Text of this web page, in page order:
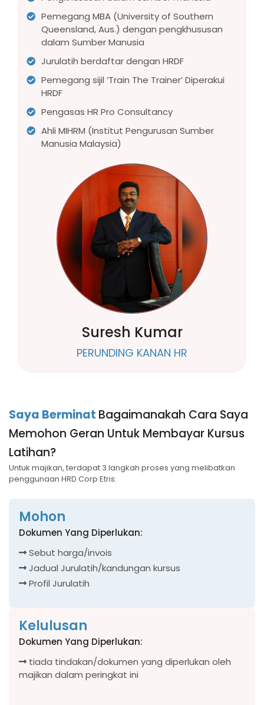
Suresh Kumar
PERUNDING KANAN HR
Pemegang MBA (University of Southern
Queensland, Aus.) dengan pengkhususan
dalam Sumber Manusia
Jurulatih berdaftar dengan HRDF
Pemegang sijil ‘Train The Trainer’ Diperakui
HRDF
Pengasas HR Pro Consultancy
Ahli MIHRM (Institut Pengurusan Sumber
Manusia Malaysia)
Saya Berminat Bagaimanakah Cara Saya
Memohon Geran Untuk Membayar Kursus
Latihan?
Untuk majikan, terdapat 3 langkah proses yang melibatkan
penggunaan HRD Corp Etris:
Mohon
Dokumen Yang Diperlukan:
Sebut harga/invois
Jadual Jurulatih/kandungan kursus
Profil Jurulatih
Kelulusan
Dokumen Yang Diperlukan:
tiada tindakan/dokumen yang diperlukan oleh
majikan dalam peringkat ini